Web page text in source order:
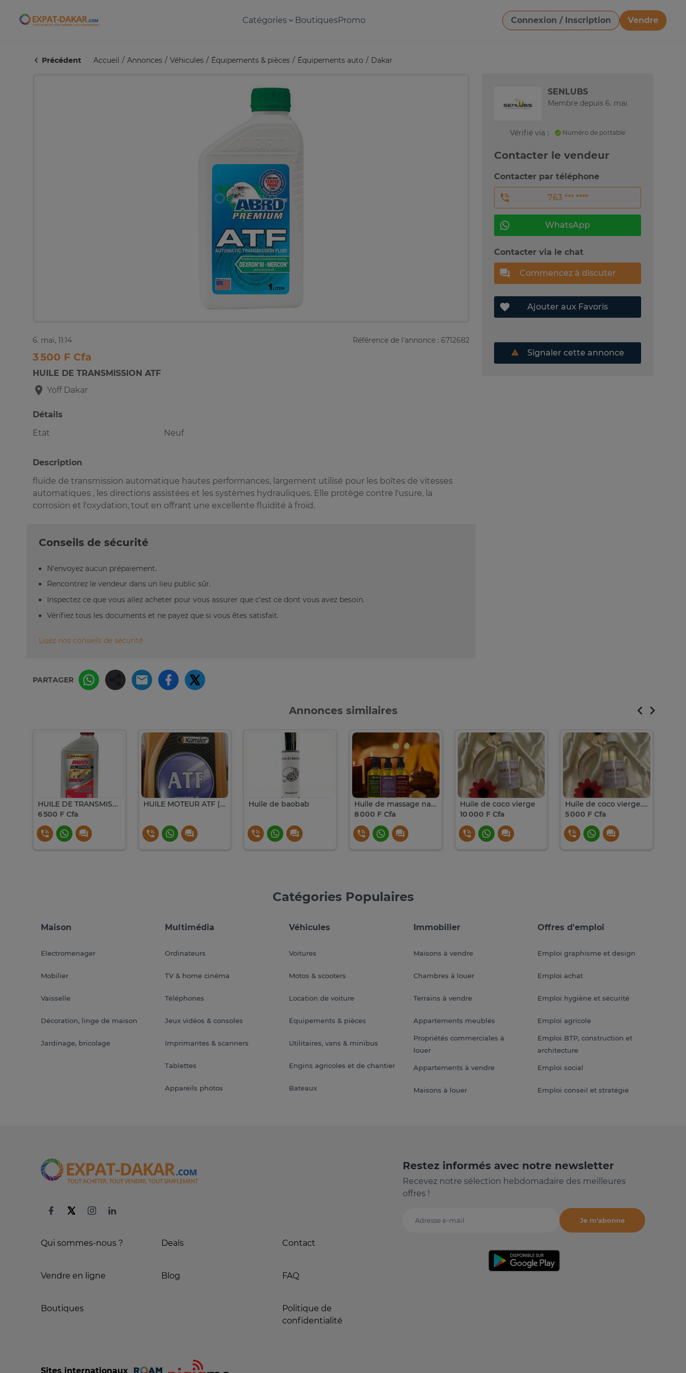
Expat-Dakar Catégories BoutiquesPromo Connexion / Inscription
Vendre
Télécharger une image
Précédent Accueil Annonces Véhicules Équipements & pièces Équipements auto Dakar
6. mai, 11:14 Référence de l'annonce : 6712682
3 500 F Cfa
HUILE DE TRANSMISSION ATF
Yoff Dakar
Détails
Etat
Neuf
Description
fluide de transmission automatique hautes performances, largement utilisé pour les boîtes de vitesses
automatiques , les directions assistées et les systèmes hydrauliques. Elle protège contre l'usure, la
corrosion et l'oxydation, tout en offrant une excellente fluidité à froid.
Conseils de sécurité
N’envoyez aucun prépaiement.
Rencontrez le vendeur dans un lieu public sûr.
Inspectez ce que vous allez acheter pour vous assurer que c’est ce dont vous avez besoin.
Vérifiez tous les documents et ne payez que si vous êtes satisfait.
Lisez nos conseils de sécurité
PARTAGER
SENLUBS
Membre depuis 6. mai
Vérifié via : Numéro de portable
Contacter le vendeur
Contacter par téléphone
763 *** ****
WhatsApp
Contacter via le chat
Commencez à discuter
Ajouter aux Favoris
Signaler cette annonce
Annonces similaires
HUILE DE TRANSMISSION CVT ABRO
6 500 F Cfa
HUILE MOTEUR ATF (1L) Huile de baobab
Huile de massage naturelle
8 000 F Cfa
Huile de coco vierge
10 000 F Cfa
Huile de coco vierge. 250ml
5 000 F Cfa
Catégories Populaires
Maison
Electromenager
Mobilier
Vaisselle
Décoration, linge de maison
Jardinage, bricolage
Multimédia
Ordinateurs
TV & home cinéma
Téléphones
Jeux vidéos & consoles
Imprimantes & scanners
Tablettes
Appareils photos
Véhicules
Voitures
Motos & scooters
Location de voiture
Équipements & pièces
Utilitaires, vans & minibus
Engins agricoles et de chantier
Bateaux
Immobilier
Maisons à vendre
Chambres à louer
Terrains à vendre
Appartements meublés
Propriétés commerciales à
louer
Appartements à vendre
Maisons à louer
Offres d'emploi
Emploi graphisme et design
Emploi achat
Emploi hygiène et sécurité
Emploi agricole
Emploi BTP, construction et
architecture
Emploi social
Emploi conseil et stratégie
Qui sommes-nous ?
Vendre en ligne
Boutiques
Deals
Blog
Contact
FAQ
Politique de
confidentialité
Restez informés avec notre newsletter
Recevez notre sélection hebdomadaire des meilleures
offres !
Adresse e-mail
Je m'abonne
Sites internationaux